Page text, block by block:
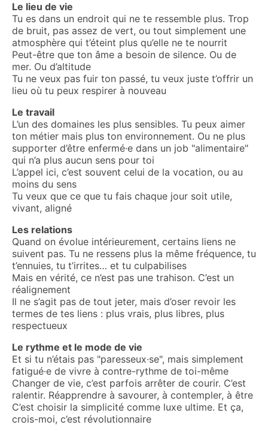
Le lieu de vie
Tu es dans un endroit qui ne te ressemble plus. Trop
de bruit, pas assez de vert, ou tout simplement une
atmosphère qui t’éteint plus qu’elle ne te nourrit
Peut-être que ton âme a besoin de silence. Ou de
mer. Ou d’altitude
Tu ne veux pas fuir ton passé, tu veux juste t’offrir un
lieu où tu peux respirer à nouveau
Le travail
L’un des domaines les plus sensibles. Tu peux aimer
ton métier mais plus ton environnement. Ou ne plus
supporter d’être enfermé·e dans un job "alimentaire"
qui n’a plus aucun sens pour toi
L’appel ici, c’est souvent celui de la vocation, ou au
moins du sens
Tu veux que ce que tu fais chaque jour soit utile,
vivant, aligné
Les relations
Quand on évolue intérieurement, certains liens ne
suivent pas. Tu ne ressens plus la même fréquence, tu
t’ennuies, tu t’irrites… et tu culpabilises
Mais en vérité, ce n’est pas une trahison. C’est un
réalignement
Il ne s’agit pas de tout jeter, mais d’oser revoir les
termes de tes liens : plus vrais, plus libres, plus
respectueux
Le rythme et le mode de vie
Et si tu n’étais pas "paresseux·se", mais simplement
fatigué·e de vivre à contre-rythme de toi-même
Changer de vie, c’est parfois arrêter de courir. C’est
ralentir. Réapprendre à savourer, à contempler, à être
C’est choisir la simplicité comme luxe ultime. Et ça,
crois-moi, c’est révolutionnaire